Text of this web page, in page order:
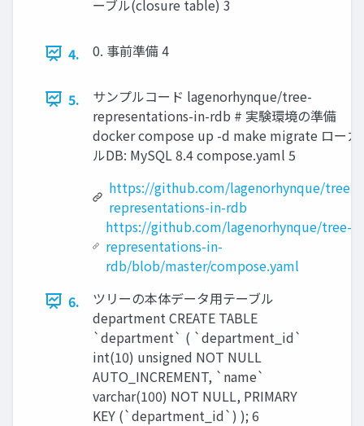
ーブル(closure table) 3
4. 0. 事前準備 4
5.
サンプルコード lagenorhynque/tree-
representations-in-rdb # 実験環境の準備
docker compose up -d make migrate ローカ
ルDB: MySQL 8.4 compose.yaml 5
https://github.com/lagenorhynque/tree-
representations-in-rdb
https://github.com/lagenorhynque/tree-
representations-in-
rdb/blob/master/compose.yaml
6.
ツリーの本体データ用テーブル
department CREATE TABLE
`department` ( `department_id`
int(10) unsigned NOT NULL
AUTO_INCREMENT, `name`
varchar(100) NOT NULL, PRIMARY
KEY (`department_id`) ); 6